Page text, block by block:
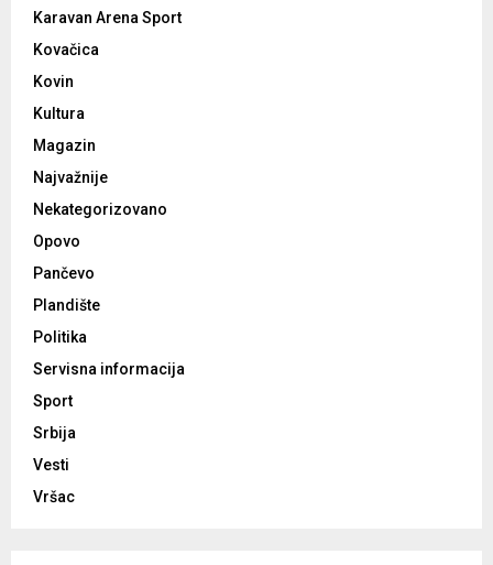
Karavan Arena Sport
Kovačica
Kovin
Kultura
Magazin
Najvažnije
Nekategorizovano
Opovo
Pančevo
Plandište
Politika
Servisna informacija
Sport
Srbija
Vesti
Vršac